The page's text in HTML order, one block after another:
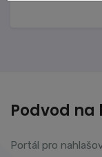
Podvod na
Portál pro